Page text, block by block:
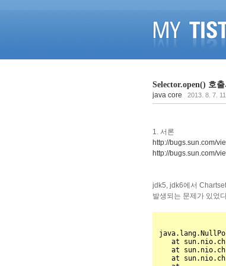
Selector.open() 호
java core 2013. 8. 7.
1. 서론
http://bugs.sun.com/
http://bugs.sun.com/
jdk5, jdk6에서
발생되는 문제가 있었